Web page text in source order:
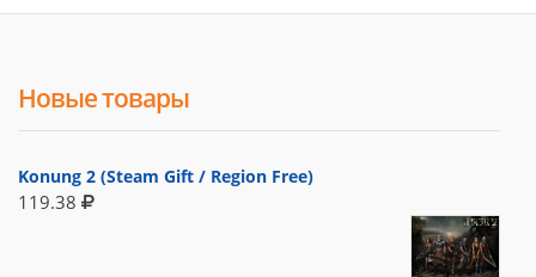
Новые товары
Konung 2 (Steam Gift / Region Free)
119.38